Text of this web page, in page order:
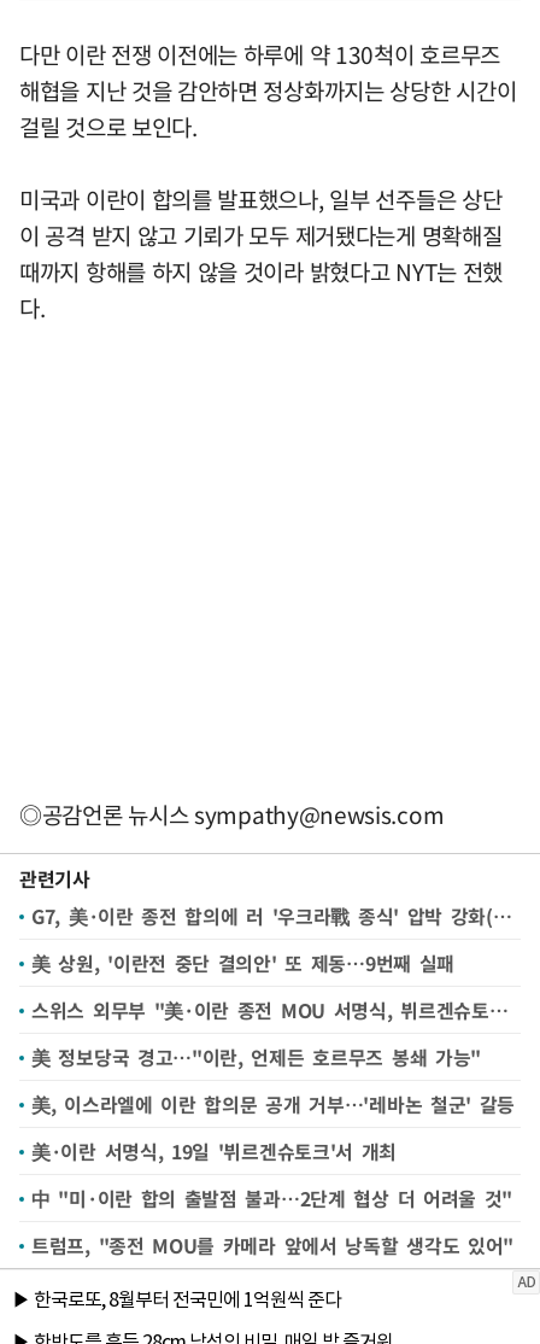
다만 이란 전쟁 이전에는 하루에 약 130척이 호르무즈
해협을 지난 것을 감안하면 정상화까지는 상당한 시간이
걸릴 것으로 보인다.
미국과 이란이 합의를 발표했으나, 일부 선주들은 상단
이 공격 받지 않고 기뢰가 모두 제거됐다는게 명확해질
때까지 항해를 하지 않을 것이라 밝혔다고 NYT는 전했
다.
◎공감언론 뉴시스sympathy@newsis.com
관련기사
G7, 美·이란 종전 합의에 러 '우크라戰 종식' 압박 강화(종합)
美 상원, '이란전 중단 결의안' 또 제동…9번째 실패
스위스 외무부 "美·이란 종전 MOU 서명식, 뷔르겐슈토크서 거행"(종합)
美 정보당국 경고…"이란, 언제든 호르무즈 봉쇄 가능"
美, 이스라엘에 이란 합의문 공개 거부…'레바논 철군' 갈등
美·이란 서명식, 19일 '뷔르겐슈토크'서 개최
中 "미·이란 합의 출발점 불과…2단계 협상 더 어려울 것"
트럼프, "종전 MOU를 카메라 앞에서 낭독할 생각도 있어"